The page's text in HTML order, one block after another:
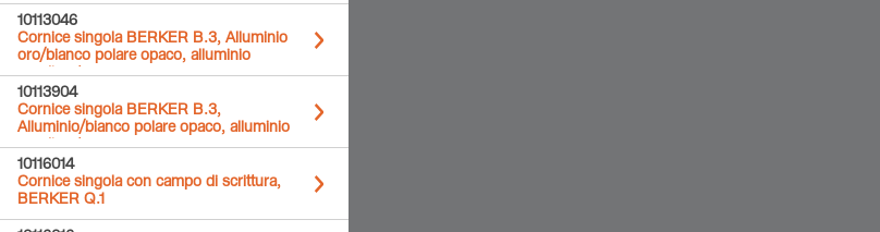
10113046
Cornice singola BERKER B.3, Alluminio
oro/bianco polare opaco, alluminio
anodizzato
10113904
Cornice singola BERKER B.3,
Alluminio/bianco polare opaco, alluminio
anodizzato
10116014
Cornice singola con campo di scrittura,
BERKER Q.1